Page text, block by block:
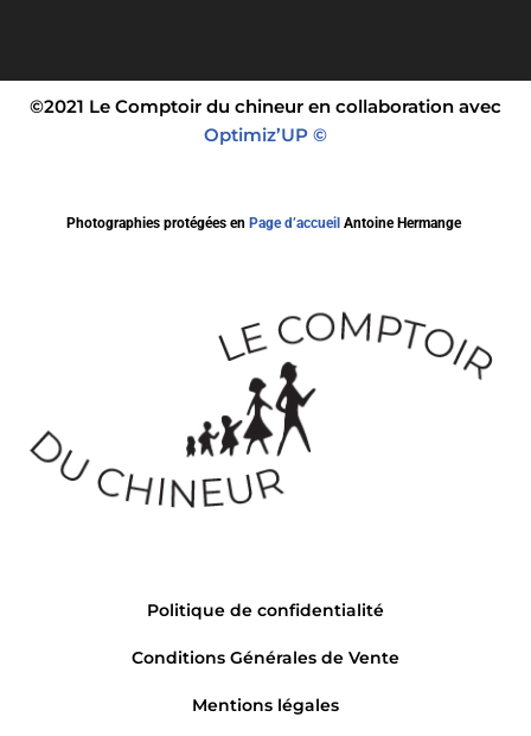
©2021 Le Comptoir du chineur en collaboration avec
Optimiz’UP ©
Photographies protégées en Page d’accueil Antoine Hermange
Politique de confidentialité
Conditions Générales de Vente
Mentions légales